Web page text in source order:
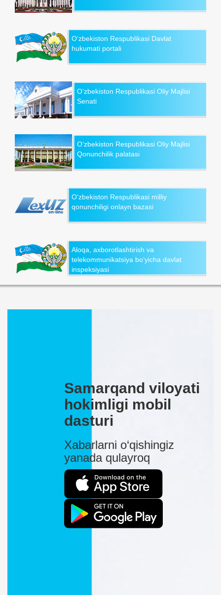
O‘zbekiston Respublikasi Davlat
hukumati portali
O‘zbekiston Respublikasi Oliy Majlisi
Senati
O‘zbekiston Respublikasi Oliy Majlisi
Qonunchilik palatasi
O‘zbekiston Respublikasi milliy
qonunchiligi onlayn bazasi
Aloqa, axborotlashtirish va
telekommunikatsiya bo‘yicha davlat
inspeksiyasi
Samarqand viloyati
hokimligi mobil
dasturi
Xabarlarni o‘qishingiz
yanada qulayroq